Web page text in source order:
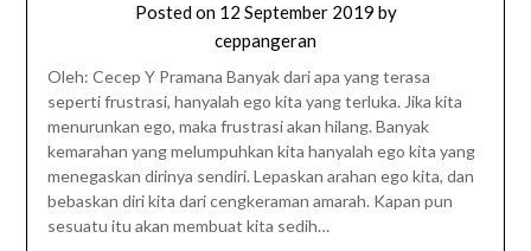
Posted on 12 September 2019 by
ceppangeran
Oleh: Cecep Y Pramana Banyak dari apa yang terasa
seperti frustrasi, hanyalah ego kita yang terluka. Jika kita
menurunkan ego, maka frustrasi akan hilang. Banyak
kemarahan yang melumpuhkan kita hanyalah ego kita yang
menegaskan dirinya sendiri. Lepaskan arahan ego kita, dan
bebaskan diri kita dari cengkeraman amarah. Kapan pun
sesuatu itu akan membuat kita sedih…